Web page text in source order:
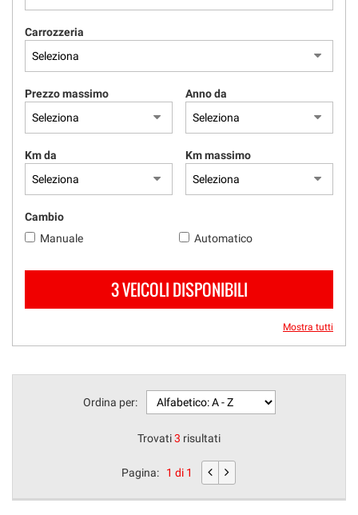
RICEVIMENTO CLIENTI
ACQUISTIAMO USATO
ASSISTENZA
CONTATTI
Carrozzeria
Prezzo massimo Anno da
Km da Km massimo
Cambio
Manuale
Automatico
3 VEICOLI DISPONIBILI
Mostra tutti
Ordina per:
Trovati3 risultati
Pagina: 1 di 1